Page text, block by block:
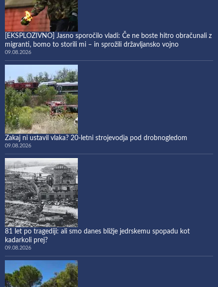
[EKSPLOZIVNO] Jasno sporočilo vladi: Če ne boste hitro obračunali z
migranti, bomo to storili mi – in sprožili državljansko vojno
09.08.2026
Zakaj ni ustavil vlaka? 20-letni strojevodja pod drobnogledom
09.08.2026
81 let po tragediji: ali smo danes bližje jedrskemu spopadu kot
kadarkoli prej?
09.08.2026